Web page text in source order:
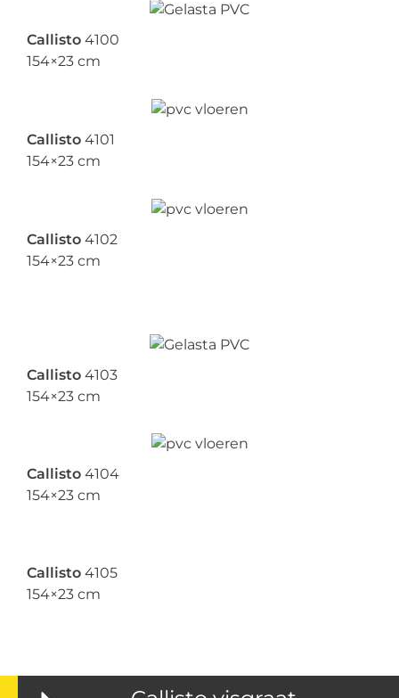
Callisto 4100
154×23 cm
Callisto 4101
154×23 cm
Callisto 4102
154×23 cm
Callisto 4103
154×23 cm
Callisto 4104
154×23 cm
Callisto 4105
154×23 cm